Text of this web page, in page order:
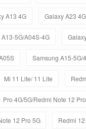
A13 4G Galaxy A23
5G/A04S-4G
Samsung A15-5G/
Mi 11 Lite/ 11 Lite
Pro 4G/5G/Redmi Note 12
12 Pro 5G Redmi